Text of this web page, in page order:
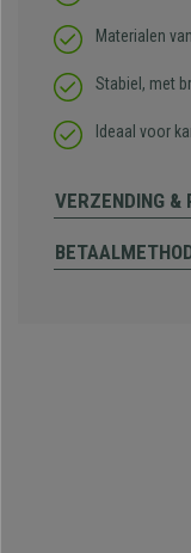
Materialen
Stabiel, met
Ideaal voor
VERZENDING &